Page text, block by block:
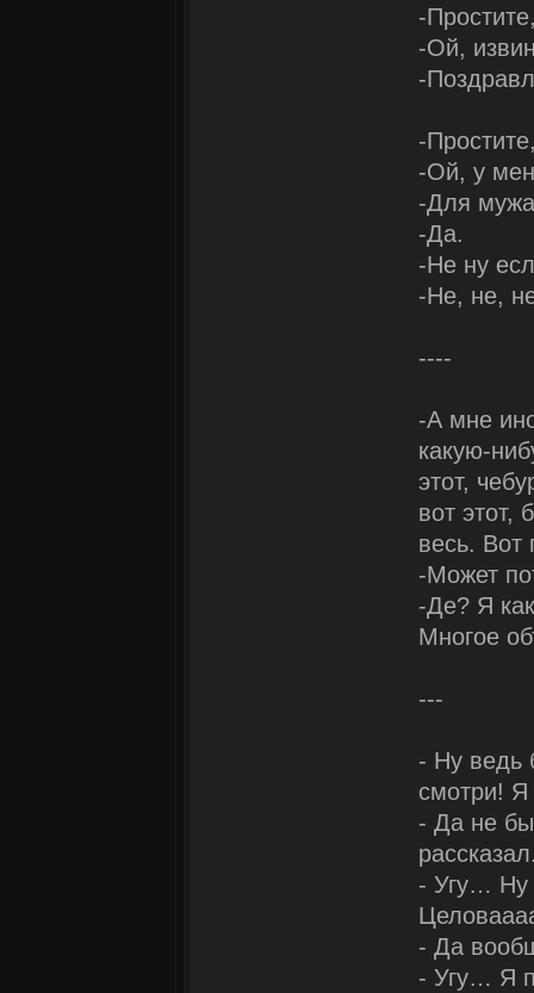
-
-Ой,
-
-
-Ой, у
-Для
-Да.
-Не ну
-Не, не,
----
-А мне
какую-
этот,
вот этот,
весь. Вот
-Может
-Де? Я
Многое
---
- Ну ведь
смотри!
- Да не
- Угу… Ну
- Да
- Угу… Я